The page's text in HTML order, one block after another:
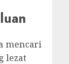
mencari
lezat